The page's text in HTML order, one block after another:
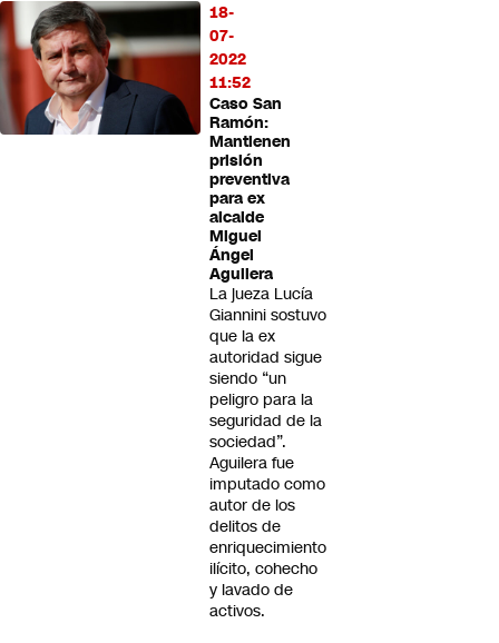
18-
07-
2022
11:52
Caso San
Ramón:
Mantienen
prisión
preventiva
para ex
alcalde
Miguel
Ángel
Aguilera
La jueza Lucía
Giannini sostuvo
que la ex
autoridad sigue
siendo “un
peligro para la
seguridad de la
sociedad”.
Aguilera fue
imputado como
autor de los
delitos de
enriquecimiento
ilícito, cohecho
y lavado de
activos.